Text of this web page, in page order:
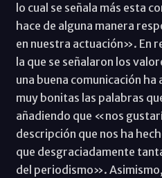
lo cual se señala más esta
hace de alguna manera
en nuestra actuación». En
la que se señalaron los
una buena comunicación
muy bonitas las palabras
añadiendo que «nos
descripción que nos ha
que desgraciadamente
del periodismo».